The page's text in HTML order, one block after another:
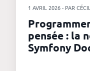
1 AVRIL 2026 - PAR
pensée : la
Symfony